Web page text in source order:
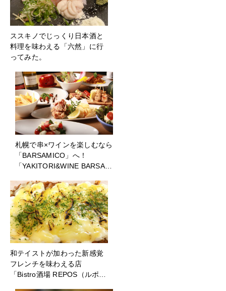
ススキノでじっくり日本酒と
料理を味わえる「六然」に行
ってみた。
札幌で串×ワインを楽しむなら
「BARSAMICO」へ！
「YAKITORI&WINE BARSA…
和テイストが加わった新感覚
フレンチを味わえる店
「Bistro酒場 REPOS（ルポ…